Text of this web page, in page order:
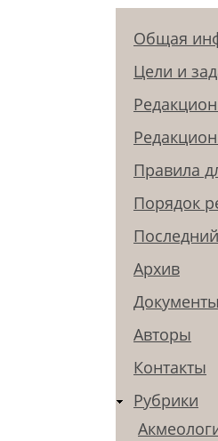
Общая
Цели и
Правила
Порядок
Архив
Документы
Авторы
Контакты
Рубрики